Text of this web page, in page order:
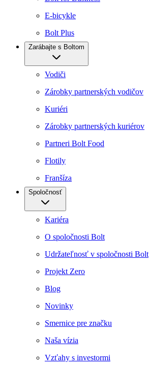
E-bicykle
Bolt Plus
Zarábajte s Boltom
Vodiči
Zárobky partnerských vodičov
Kuriéri
Zárobky partnerských kuriérov
Partneri Bolt Food
Flotily
Franšíza
Spoločnosť
Kariéra
O spoločnosti Bolt
Udržateľnosť v spoločnosti Bolt
Projekt Zero
Blog
Novinky
Smernice pre značku
Naša vízia
Vzťahy s investormi